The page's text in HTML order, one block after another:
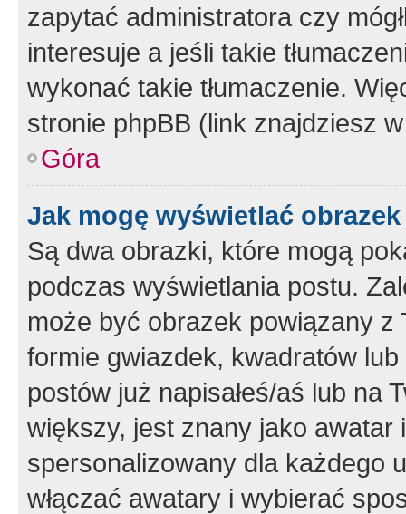
zapytać administratora czy
interesuje a jeśli takie
wykonać takie tłumaczenie.
stronie phpBB (link znajdziesz
Góra
Jak mogę wyświetlać
Są dwa obrazki, które mogą
podczas wyświetlania postu.
może być obrazek powiązany z
formie gwiazdek, kwadratów
postów już napisałeś/aś lub na
większy, jest znany jako
spersonalizowany dla każdego
włączać awatary i wybierać